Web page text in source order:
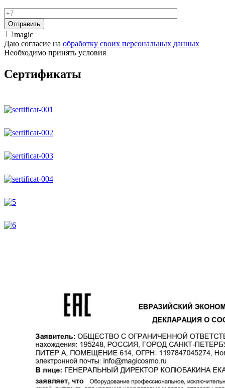
magic
Даю согласие на обработку своих персональных данных
Необходимо принять условия
Сертификаты